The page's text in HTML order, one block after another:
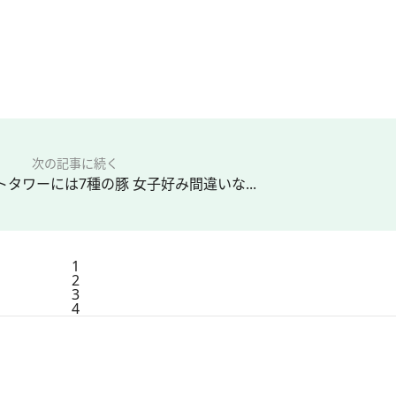
次の記事に続く
タワーには7種の豚 女子好み間違いな...
1
2
3
4